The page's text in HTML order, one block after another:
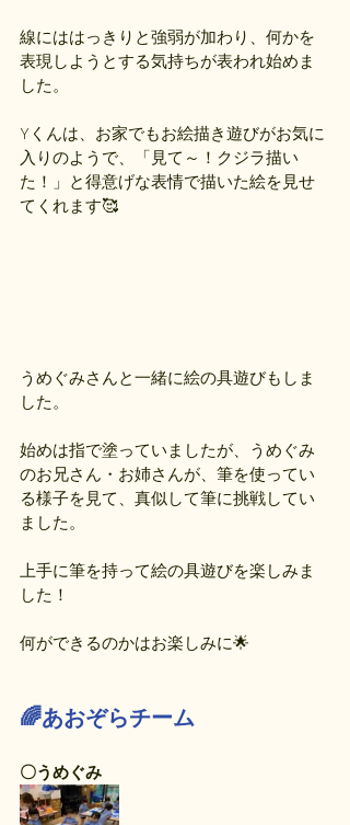
線にははっきりと強弱が加わり、何かを
表現しようとする気持ちが表われ始めま
した。
Yくんは、お家でもお絵描き遊びがお気に
入りのようで、「見て～！クジラ描い
た！」と得意げな表情で描いた絵を見せ
てくれます🥰
うめぐみさんと一緒に絵の具遊びもしま
した。
始めは指で塗っていましたが、うめぐみ
のお兄さん・お姉さんが、筆を使ってい
る様子を見て、真似して筆に挑戦してい
ました。
上手に筆を持って絵の具遊びを楽しみま
した！
何ができるのかはお楽しみに🌟
🌈あおぞらチーム
〇うめぐみ